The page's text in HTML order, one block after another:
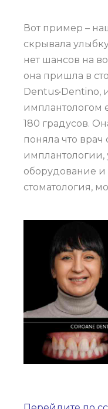
Вот пример –
скрывала
нет шансов на
она пришла в
Dentus•Dentino,
имплантологом
180 градусов.
поняла что врач
имплантологии,
оборудование и
стоматология,